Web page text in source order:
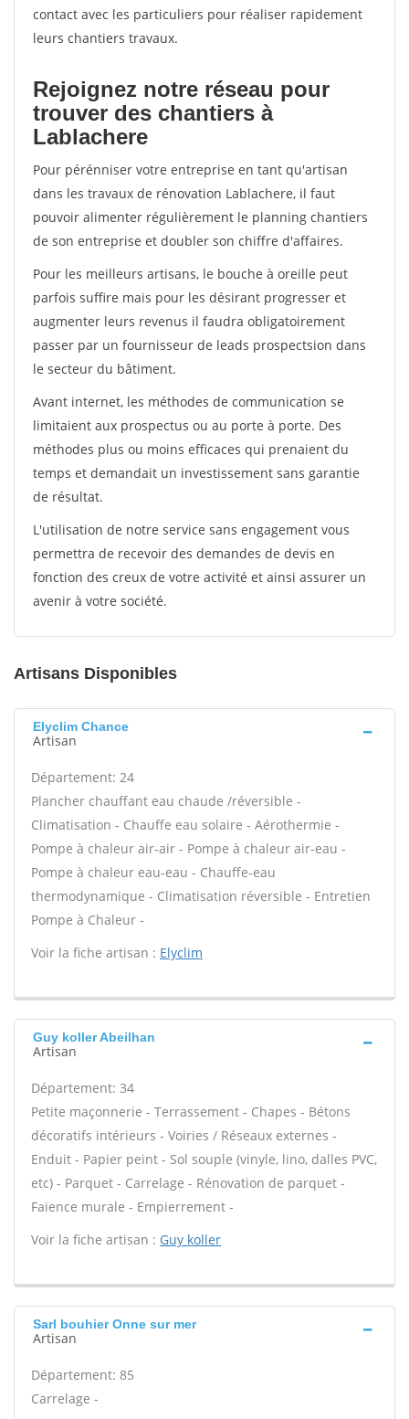
contact avec les particuliers pour réaliser rapidement
leurs chantiers travaux.
Rejoignez notre réseau pour
trouver des chantiers à
Lablachere
Pour pérénniser votre entreprise en tant qu'artisan
dans les travaux de rénovation Lablachere, il faut
pouvoir alimenter régulièrement le planning chantiers
de son entreprise et doubler son chiffre d'affaires.
Pour les meilleurs artisans, le bouche à oreille peut
parfois suffire mais pour les désirant progresser et
augmenter leurs revenus il faudra obligatoirement
passer par un fournisseur de leads prospectsion dans
le secteur du bâtiment.
Avant internet, les méthodes de communication se
limitaient aux prospectus ou au porte à porte. Des
méthodes plus ou moins efficaces qui prenaient du
temps et demandait un investissement sans garantie
de résultat.
L'utilisation de notre service sans engagement vous
permettra de recevoir des demandes de devis en
fonction des creux de votre activité et ainsi assurer un
avenir à votre société.
Artisans Disponibles
Elyclim Chance
Artisan
Département: 24
Plancher chauffant eau chaude /réversible -
Climatisation - Chauffe eau solaire - Aérothermie -
Pompe à chaleur air-air - Pompe à chaleur air-eau -
Pompe à chaleur eau-eau - Chauffe-eau
thermodynamique - Climatisation réversible - Entretien
Pompe à Chaleur -
Voir la fiche artisan : Elyclim
Guy koller Abeilhan
Artisan
Département: 34
Petite maçonnerie - Terrassement - Chapes - Bétons
décoratifs intérieurs - Voiries / Réseaux externes -
Enduit - Papier peint - Sol souple (vinyle, lino, dalles PVC,
etc) - Parquet - Carrelage - Rénovation de parquet -
Faïence murale - Empierrement -
Voir la fiche artisan : Guy koller
Sarl bouhier Onne sur mer
Artisan
Département: 85
Carrelage -